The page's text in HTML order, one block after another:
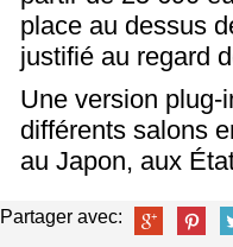
place au dessus
justifié au regard
Une version plug-
différents salons
au Japon, aux
Partager avec: